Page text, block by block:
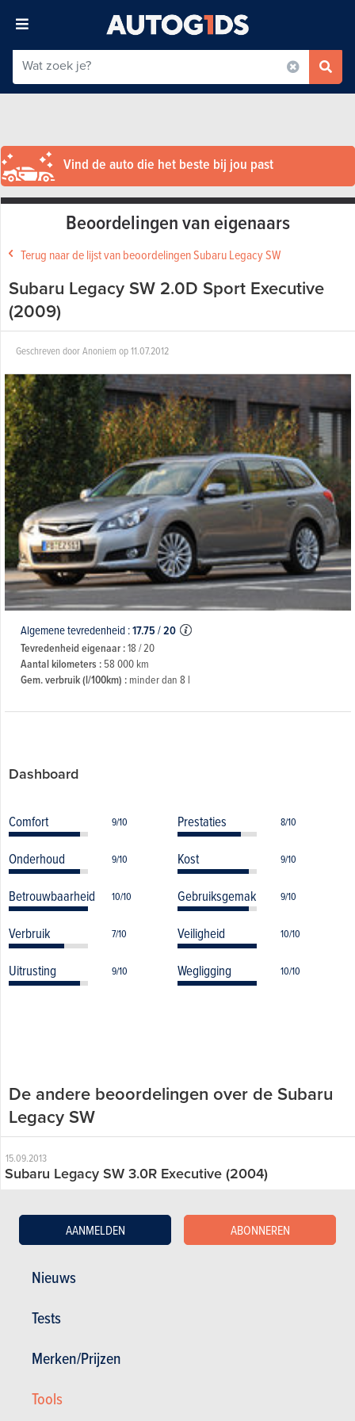
Nieuws
Tests
Merken/Prijzen
Tools
AANMELDEN ABONNEREN
Vind de auto die het beste bij jou past
Beoordelingen van eigenaars
Terug naar de lijst van beoordelingen Subaru Legacy SW
Subaru Legacy SW 2.0D Sport Executive
(2009)
Geschreven doorAnoniem op11.07.2012
Algemene tevredenheid :17.75/20
Tevredenheid eigenaar :18 / 20
Aantal kilometers :58 000 km
Gem. verbruik (l/100km) :minder dan 8 l
Dashboard
Comfort 9/10 Prestaties 8/10
Onderhoud 9/10 Kost 9/10
Betrouwbaarheid 10/10 Gebruiksgemak 9/10
Verbruik 7/10 Veiligheid 10/10
Uitrusting 9/10 Wegligging 10/10
De andere beoordelingen over de Subaru
Legacy SW
15.09.2013
Subaru Legacy SW 3.0R Executive (2004)